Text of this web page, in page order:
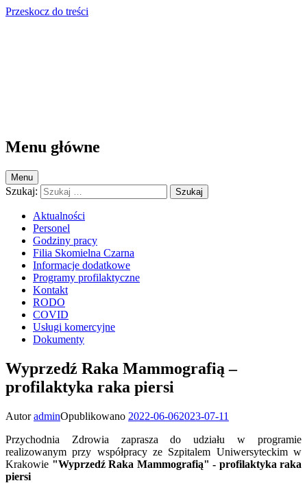
Przeskocz do treści
Menu główne
Menu
Szukaj:
Aktualności
Personel
Godziny pracy
Filia Skomielna Czarna
Informacje dodatkowe
Programy profilaktyczne
Kontakt
RODO
COVID
Usługi komercyjne
Dokumenty
Wyprzedź Raka Mammografią –
profilaktyka raka piersi
AutoradminOpublikowano 2022-06-062023-07-11
Przychodnia Zdrowia zaprasza do udziału w programie
realizowanym przy współpracy ze Szpitalem Uniwersyteckim w
Krakowie "Wyprzedź Raka Mammografią" - profilaktyka raka
piersi